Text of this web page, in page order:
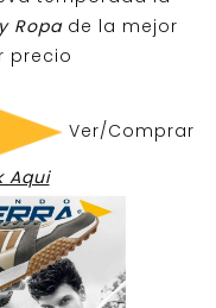
Ropa de la mejor
precio
Ver/Comprar
Aqui